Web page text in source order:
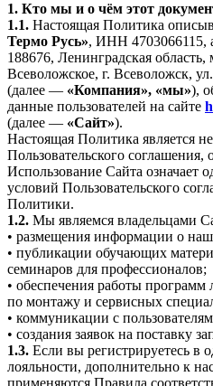
1. Кто мы и о чём этот
1.1. Настоящая Политика
Термо Русь», ИНН 4703066115,
188676, Ленинградская
Всеволожское, г. Всеволожск,
(далее — «Компания», «мы»),
данные пользователей на сайте
(далее — «Сайт»).
Настоящая Политика является
Пользовательского
Использование Сайта означает
условий Пользовательского
Политики.
1.2. Мы являемся владельцами
• размещения информации о
• публикации обучающих
семинаров для профессионалов;
• обеспечения работы программ
по монтажу и сервисных
• коммуникации с
• создания заявок на поставку
1.3. Если вы регистрируетесь в
лояльности, дополнительно к
применяются Правила